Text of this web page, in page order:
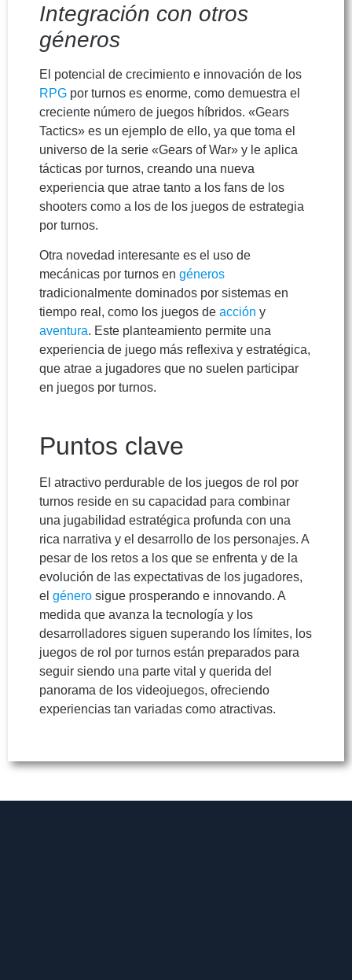
Integración con otros
géneros
El potencial de crecimiento e innovación de los
RPG por turnos es enorme, como demuestra el
creciente número de juegos híbridos. «Gears
Tactics» es un ejemplo de ello, ya que toma el
universo de la serie «Gears of War» y le aplica
tácticas por turnos, creando una nueva
experiencia que atrae tanto a los fans de los
shooters como a los de los juegos de estrategia
por turnos.
Otra novedad interesante es el uso de
mecánicas por turnos en géneros
tradicionalmente dominados por sistemas en
tiempo real, como los juegos de acción y
aventura. Este planteamiento permite una
experiencia de juego más reflexiva y estratégica,
que atrae a jugadores que no suelen participar
en juegos por turnos.
Puntos clave
El atractivo perdurable de los juegos de rol por
turnos reside en su capacidad para combinar
una jugabilidad estratégica profunda con una
rica narrativa y el desarrollo de los personajes. A
pesar de los retos a los que se enfrenta y de la
evolución de las expectativas de los jugadores,
el género sigue prosperando e innovando. A
medida que avanza la tecnología y los
desarrolladores siguen superando los límites, los
juegos de rol por turnos están preparados para
seguir siendo una parte vital y querida del
panorama de los videojuegos, ofreciendo
experiencias tan variadas como atractivas.